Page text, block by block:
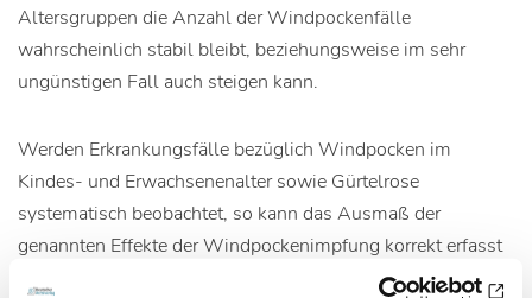
Altersgruppen die Anzahl der Windpockenfälle
wahrscheinlich stabil bleibt, beziehungsweise im sehr
ungünstigen Fall auch steigen kann.
Werden Erkrankungsfälle bezüglich Windpocken im
Kindes- und Erwachsenenalter sowie Gürtelrose
systematisch beobachtet, so kann das Ausmaß der
genannten Effekte der Windpockenimpfung korrekt erfasst
werden. Bei Anzeichen von negativen Effekten gibt es die